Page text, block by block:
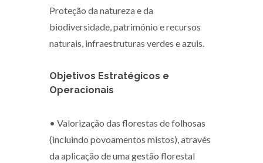
Proteção da natureza e da
biodiversidade, património e recursos
naturais, infraestruturas verdes e azuis.
Objetivos Estratégicos e
Operacionais
• Valorização das florestas de folhosas
(incluindo povoamentos mistos), através
da aplicação de uma gestão florestal